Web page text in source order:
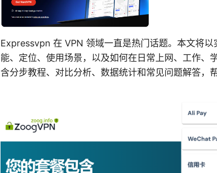
Expressvpn 在 VPN 领域一直是热门话题。本文将
能、定位、使用场景，以及如何在日常上网、工作、
含分步教程、对比分析、数据统计和常见问题解答，